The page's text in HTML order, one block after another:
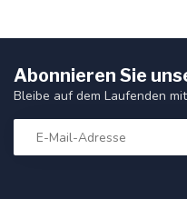
Abonnieren Sie
Bleibe auf dem Laufenden